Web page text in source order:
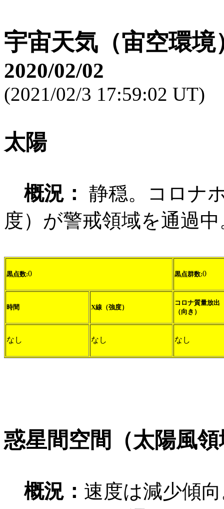
宇宙天気（宙空環境
2020/02/02
(2021/02/3 17:59:02 UT)
太陽
概況：
静穏。コロナ
度）が警戒領域を通過中
黒点数:0 黒点群数:0
時間 X線（強度）
コロナ質量放出
（向き）
なし なし なし
惑星間空間（太陽風
概況： 速度は減少傾